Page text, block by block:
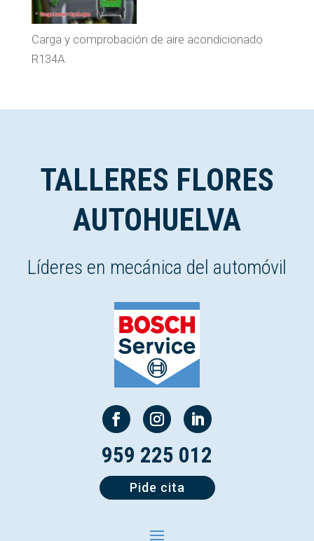
Carga y comprobación de aire acondicionado
R134A
TALLERES FLORES
AUTOHUELVA
Líderes en mecánica del automóvil
959 225 012
Pide cita